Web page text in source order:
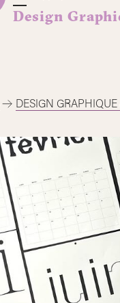
Design
DESIGN